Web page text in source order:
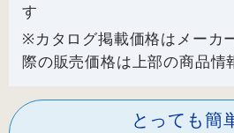
す
※カタログ掲載価格はメーカ
際の販売価格は上部の商品情
とっても簡